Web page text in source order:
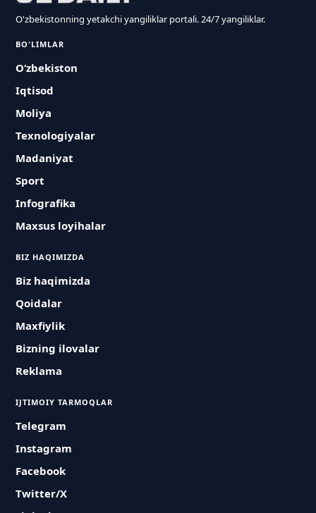
O'zbekistonning yetakchi yangiliklar portali. 24/7 yangiliklar.
BO'LIMLAR
O‘zbekiston
Iqtisod
Moliya
Texnologiyalar
Madaniyat
Sport
Infografika
Maxsus loyihalar
BIZ HAQIMIZDA
Biz haqimizda
Qoidalar
Maxfiylik
Bizning ilovalar
Reklama
IJTIMOIY TARMOQLAR
Telegram
Instagram
Facebook
Twitter/X